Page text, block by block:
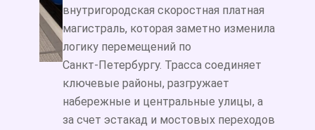
внутригородская скоростная платная
магистраль, которая заметно изменила
логику перемещений по
Санкт‑Петербургу. Трасса соединяет
ключевые районы, разгружает
набережные и центральные улицы, а
за счет эстакад и мостовых переходов